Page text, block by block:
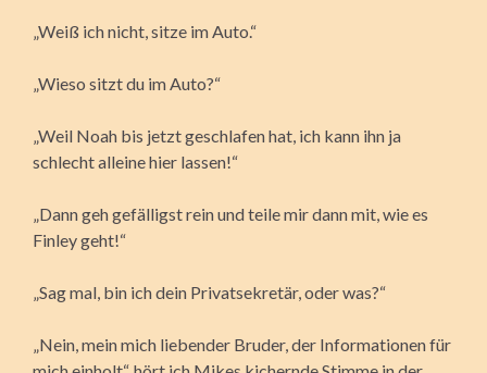
„Weiß ich nicht, sitze im Auto.“
„Wieso sitzt du im Auto?“
„Weil Noah bis jetzt geschlafen hat, ich kann ihn ja
schlecht alleine hier lassen!“
„Dann geh gefälligst rein und teile mir dann mit, wie es
Finley geht!“
„Sag mal, bin ich dein Privatsekretär, oder was?“
„Nein, mein mich liebender Bruder, der Informationen für